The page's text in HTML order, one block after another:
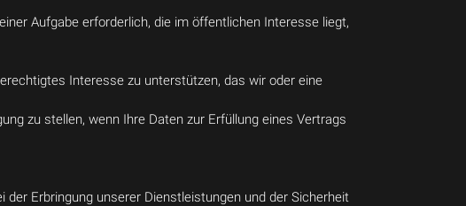
Aufgabe erforderlich, die im öffentlichen Interesse liegt,
Interesse zu unterstützen, das wir oder eine
zu stellen, wenn Ihre Daten zur Erfüllung eines Vertrags
Erbringung unserer Dienstleistungen und der Sicherheit